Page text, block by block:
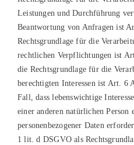
Leistungen und Durchführung
Beantwortung von Anfragen ist
Rechtsgrundlage für die
rechtlichen Verpflichtungen ist
die Rechtsgrundlage für die
berechtigten Interessen ist Art.
Fall, dass lebenswichtige
einer anderen natürlichen Person
personenbezogener Daten
1 lit. d DSGVO als